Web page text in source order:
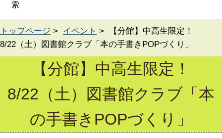
索
トップページ > イベント > 【分館】中高生限定！
8/22（土）図書館クラブ「本の手書きPOPづくり」
【分館】中高生限定！
8/22（土）図書館クラブ「本
の手書きPOPづくり」